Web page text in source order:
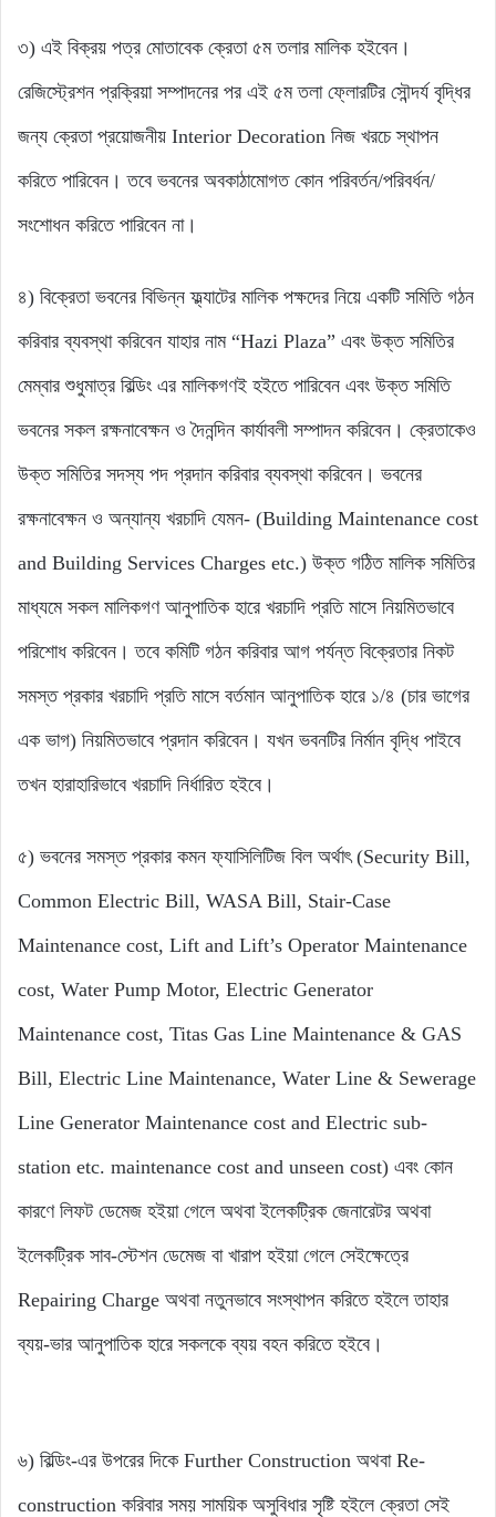
৩) এই বিক্রয় পত্র মোতাবেক ক্রেতা ৫ম তলার মালিক হইবেন।
রেজিস্ট্রেশন প্রক্রিয়া সম্পাদনের পর এই ৫ম তলা ফ্লোরটির সৌন্দর্য বৃদ্ধির
জন্য ক্রেতা প্রয়োজনীয় Interior Decoration নিজ খরচে স্থাপন
করিতে পারিবেন। তবে ভবনের অবকাঠামোগত কোন পরিবর্তন/পরিবর্ধন/
সংশোধন করিতে পারিবেন না।
৪) বিক্রেতা ভবনের বিভিন্ন ফ্ল্যাটের মালিক পক্ষদের নিয়ে একটি সমিতি গঠন
করিবার ব্যবস্থা করিবেন যাহার নাম “Hazi Plaza” এবং উক্ত সমিতির
মেম্বার শুধুমাত্র বিল্ডিং এর মালিকগণই হইতে পারিবেন এবং উক্ত সমিতি
ভবনের সকল রক্ষনাবেক্ষন ও দৈনন্দিন কার্যাবলী সম্পাদন করিবেন। ক্রেতাকেও
উক্ত সমিতির সদস্য পদ প্রদান করিবার ব্যবস্থা করিবেন। ভবনের
রক্ষনাবেক্ষন ও অন্যান্য খরচাদি যেমন- (Building Maintenance cost
and Building Services Charges etc.) উক্ত গঠিত মালিক সমিতির
মাধ্যমে সকল মালিকগণ আনুপাতিক হারে খরচাদি প্রতি মাসে নিয়মিতভাবে
পরিশোধ করিবেন। তবে কমিটি গঠন করিবার আগ পর্যন্ত বিক্রেতার নিকট
সমস্ত প্রকার খরচাদি প্রতি মাসে বর্তমান আনুপাতিক হারে ১/৪ (চার ভাগের
এক ভাগ) নিয়মিতভাবে প্রদান করিবেন। যখন ভবনটির নির্মান বৃদ্ধি পাইবে
তখন হারাহারিভাবে খরচাদি নির্ধারিত হইবে।
৫) ভবনের সমস্ত প্রকার কমন ফ্যাসিলিটিজ বিল অর্থাৎ (Security Bill,
Common Electric Bill, WASA Bill, Stair-Case
Maintenance cost, Lift and Lift’s Operator Maintenance
cost, Water Pump Motor, Electric Generator
Maintenance cost, Titas Gas Line Maintenance & GAS
Bill, Electric Line Maintenance, Water Line & Sewerage
Line Generator Maintenance cost and Electric sub-
station etc. maintenance cost and unseen cost) এবং কোন
কারণে লিফট ডেমেজ হইয়া গেলে অথবা ইলেকট্রিক জেনারেটর অথবা
ইলেকট্রিক সাব-স্টেশন ডেমেজ বা খারাপ হইয়া গেলে সেইক্ষেত্রে
Repairing Charge অথবা নতুনভাবে সংস্থাপন করিতে হইলে তাহার
ব্যয়-ভার আনুপাতিক হারে সকলকে ব্যয় বহন করিতে হইবে।
৬) বিল্ডিং-এর উপরের দিকে Further Construction অথবা Re-
construction করিবার সময় সাময়িক অসুবিধার সৃষ্টি হইলে ক্রেতা সেই